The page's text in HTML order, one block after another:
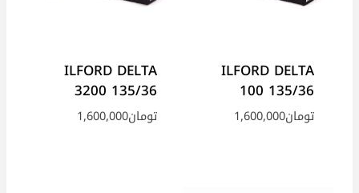
ILFORD DELTA
100 135/36
تومان1,600,000
ILFORD DELTA
3200 135/36
تومان1,600,000